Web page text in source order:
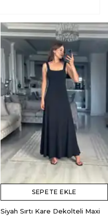
SEPETE EKLE
Siyah Sırtı Kare Dekolteli Maxi